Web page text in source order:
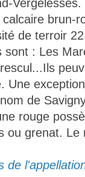
brun-
de terroir
: Les
Une
de
rouge
ou grenat.
de